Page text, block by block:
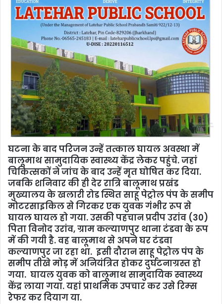
घटना के बाद परिजन उन्हें तत्काल घायल अवस्था में
बालूमाथ सामुदायिक स्वास्थ्य केंद्र लेकर पहुंचे. जहां
चिकित्सकों ने जांच के बाद उन्हें मृत घोषित कर दिया.
जबकि शनिवार की ही देर रात्रि बालूमाथ प्रखंड
मुख्यालय के खलारी रोड स्थित साहू पेट्रोल पंप के समीप
मोटरसाइकिल से गिरकर एक युवक गंभीर रूप से
घायल घायल हो गया. उसकी पहचान प्रदीप उरांव (30)
पिता विनोद उरांव, ग्राम कल्याणपुर थाना टंडवा के रूप
में की गयी है. वह बालूमाथ से अपने घर टंडवा
कल्याणपुर जा रहा था. इसी दौरान साहू पेट्रोल पंप के
समीप तीखे मोड़ में अनियंत्रित होकर दुर्घटनाग्रस्त हो
गया. घायल युवक को बालूमाथ सामुदायिक स्वास्थ्य
केंद्र लाया गया. यहां प्राथमिक उपचार कर उसे रिम्‍स
रेफर कर दियाग या.